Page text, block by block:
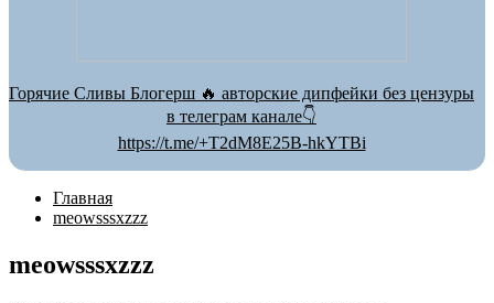
Горячие Сливы Блогерш 🔥 авторские дипфейки без цензуры
в телеграм канале👇
https://t.me/+T2dM8E25B-hkYTBi
Главная
meowsssxzzz
meowsssxzzz